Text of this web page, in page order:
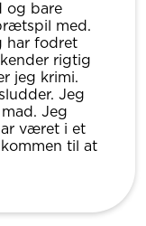
og bare
med.
har fodret
rigtig
jeg krimi.
Jeg
Jeg
været i et
til at